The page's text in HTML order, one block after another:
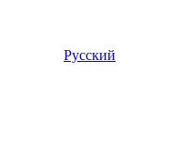
Русский